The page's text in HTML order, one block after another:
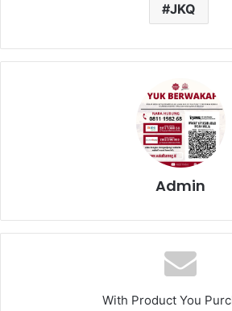
JKQ
Admin
With Product You